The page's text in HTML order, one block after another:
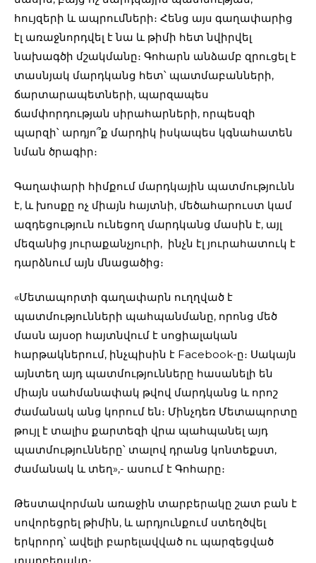
հույզերի և ապրումների։ Հենց այս գաղափարից
էլ առաջնորդվել է նա և թիմի հետ նվիրվել
նախագծի մշակմանը։ Գոհարն անձամբ զրուցել է
տասնյակ մարդկանց հետ՝ պատմաբանների,
ճարտարապետների, պարզապես
ճամփորդության սիրահարների, որպեսզի
պարզի՝ արդյո՞ք մարդիկ իսկապես կգնահատեն
նման ծրագիր։
Գաղափարի հիմքում մարդկային պատմությունն
է, և խոսքը ոչ միայն հայտնի, մեծահարուստ կամ
ազդեցություն ունեցող մարդկանց մասին է, այլ
մեզանից յուրաքանչյուրի, ինչն էլ յուրահատուկ է
դարձնում այն մնացածից։
«Մետապորտի գաղափարն ուղղված է
պատմությունների պահպանմանը, որոնց մեծ
մասն այսօր հայտնվում է սոցիալական
հարթակներում, ինչպիսին է Facebook-ը։ Սակայն
այնտեղ այդ պատմությունները հասանելի են
միայն սահմանափակ թվով մարդկանց և որոշ
ժամանակ անց կորում են։ Մինչդեռ Մետապորտը
թույլ է տալիս քարտեզի վրա պահպանել այդ
պատմությունները՝ տալով դրանց կոնտեքստ,
ժամանակ և տեղ»,- ասում է Գոհարը։
Թեստավորման առաջին տարբերակը շատ բան է
սովորեցրել թիմին, և արդյունքում ստեղծվել
երկրորդ՝ ավելի բարելավված ու պարզեցված